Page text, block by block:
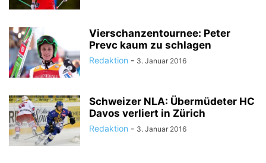
Vierschanzentournee: Peter
Prevc kaum zu schlagen
Redaktion - 3. Januar 2016
Schweizer NLA: Übermüdeter HC
Davos verliert in Zürich
Redaktion - 3. Januar 2016